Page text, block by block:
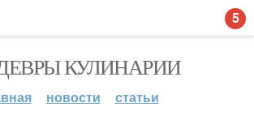
КУЛИНАРИИ
новости статьи
5